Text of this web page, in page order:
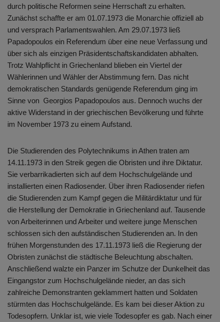
durch politische Reformen seine Herrschaft zu erhalten.
Zunächst schaffte er am 01.07.1973 die Monarchie offiziell ab
und versprach Parlamentswahlen. Am 29.07.1973 ließ
Papadopoulos ein Referendum über eine neue Verfassung und
über sich als einzigen Präsidentschaftskandidaten abhalten.
Trotz Wahlpflicht in Griechenland blieben ein Viertel der
Wählerinnen und Wähler der Abstimmung fern. Das nicht
demokratischen Standards genügende Referendum ging im
Sinne von Georgios Papadopoulos aus. Dennoch wuchs der
aktive Widerstand in der griechischen Bevölkerung und führte
im November 1973 zu einem Aufstand.
Die Studierenden des Polytechnikums in Athen traten am
14.11.1973 in den Streik gegen die Obristen und ihre Diktatur.
Sie verbarrikadierten sich auf dem Hochschulgelände und
installierten einen Radiosender. Über ihren Radiosender riefen
die Studierenden zum Kampf gegen die Militärdiktatur und für
die Herstellung der Demokratie in Griechenland auf. Tausende
von Arbeiterinnen und Arbeiter und weitere junge Menschen
schlossen sich den aufständischen Studierenden an. In den
frühen Morgenstunden des 17.11.1973 ließ die Regierung der
Obristen zunächst die städtische Beleuchtung abschalten.
Anschließend walzte ein Panzer im Schutze der Dunkelheit das
Eingangstor zum Hochschulgelände nieder, an das sich
zahlreiche Demonstranten geklammert hatten und Soldaten
stürmten das Hochschulgelände. Es kam bei dieser Aktion zu
Todesopfern. Unklar ist, wie viele Todesopfer es gab. Nach einer